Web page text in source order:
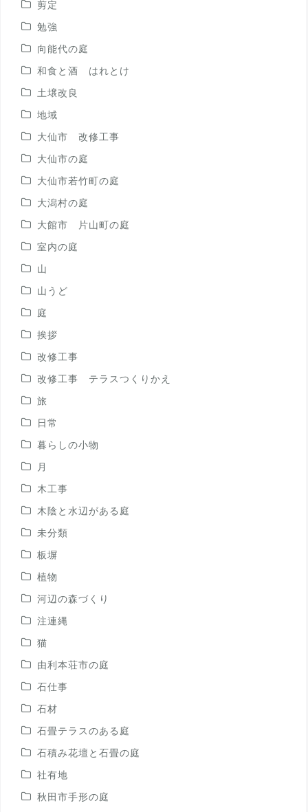
剪定
勉強
向能代の庭
和食と酒 はれとけ
土壌改良
地域
大仙市 改修工事
大仙市の庭
大仙市若竹町の庭
大潟村の庭
大館市 片山町の庭
室内の庭
山
山うど
庭
挨拶
改修工事
改修工事 テラスつくりかえ
旅
日常
暮らしの小物
月
木工事
木陰と水辺がある庭
未分類
板塀
植物
河辺の森づくり
注連縄
猫
由利本荘市の庭
石仕事
石材
石畳テラスのある庭
石積み花壇と石畳の庭
社有地
秋田市手形の庭